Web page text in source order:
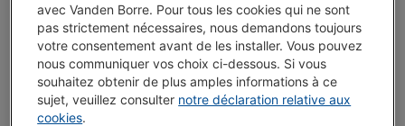
Délai >3 sem. -Voir le stock
€ 21,46
J'achète
avec Vanden Borre. Pour tous les cookies qui ne sont
pas strictement nécessaires, nous demandons toujours
votre consentement avant de les installer. Vous pouvez
nous communiquer vos choix ci-dessous. Si vous
souhaitez obtenir de plus amples informations à ce
sujet, veuillez consulter notre déclaration relative aux
cookies.